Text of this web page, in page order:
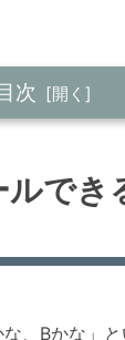
次
ルでき
、Bかな」